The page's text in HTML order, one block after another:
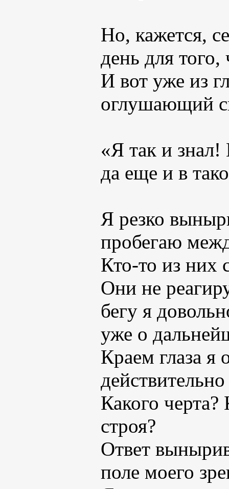
Но, кажется,
день для
И вот уже из
оглушающий
«Я так и знал!
да еще и в
Я резко
пробегаю
Кто-то из них
Они не
бегу я
уже о
Краем глаза я
Какого
строя?
Ответ
поле моего